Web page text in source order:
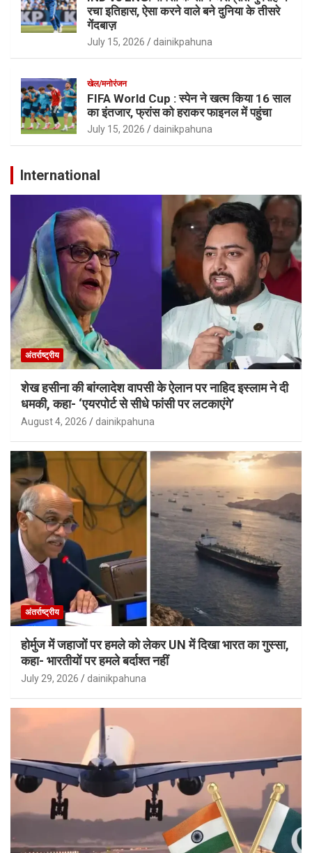
रचा इतिहास, ऐसा करने वाले बने दुनिया के तीसरे
गेंदबाज़
July 15, 2026 dainikpahuna
खेल/मनोरंजन
FIFA World Cup : स्पेन ने खत्म किया 16 साल
का इंतजार, फ्रांस को हराकर फाइनल में पहुंचा
July 15, 2026 dainikpahuna
International
अंतर्राष्ट्रीय
शेख हसीना की बांग्लादेश वापसी के ऐलान पर नाहिद इस्लाम ने दी
धमकी, कहा- ‘एयरपोर्ट से सीधे फांसी पर लटकाएंगे’
August 4, 2026 dainikpahuna
अंतर्राष्ट्रीय
होर्मुज में जहाजों पर हमले को लेकर UN में दिखा भारत का गुस्सा,
कहा- भारतीयों पर हमले बर्दाश्त नहीं
July 29, 2026 dainikpahuna